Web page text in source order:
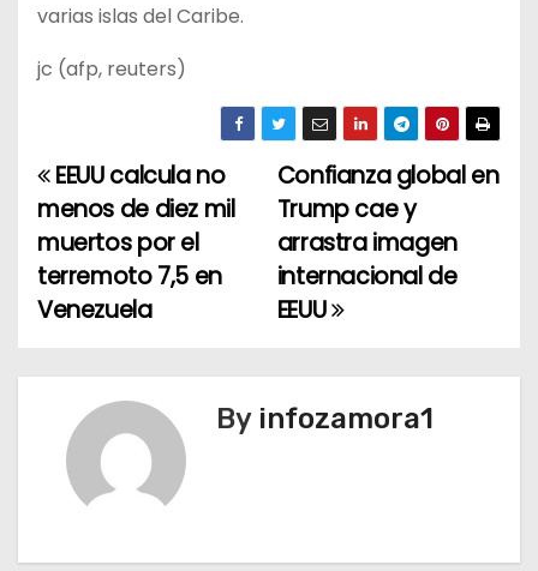
varias islas del Caribe.
jc (afp, reuters)
N
a
v
g
Confianza global en
Trump cae y
arrastra imagen
internacional de
EEUU
EEUU calcula no
menos de diez mil
muertos por el
terremoto 7,5 en
Venezuela
By infozamora1